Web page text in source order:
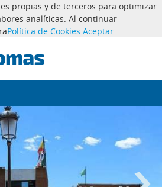
propias y de terceros para optimizar
analíticas. Al continuar
Política de Cookies.Aceptar